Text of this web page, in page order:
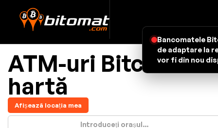
ATM-uri Bitcoin -
hartă
Afișează locația mea
Bancomatele
de adaptare la
vor fi din nou